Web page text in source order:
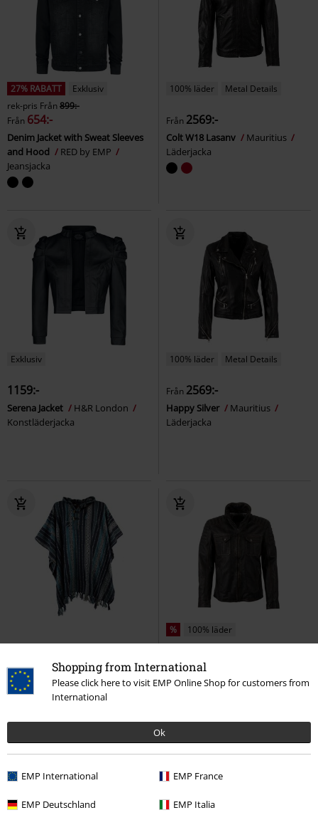
Shopping from International
Please click here to visit EMP Online Shop for customers from
International
Ok
EMP International EMP France
EMP Deutschland EMP Italia
27% RABATT
Exklusiv
rek-pris Från899:-
Från 654:-
Denim Jacket with Sweat Sleeves
and Hood
RED by EMP
Jeansjacka
100% läder Metal Details
Från 2569:-
Colt W18 Lasanv
Mauritius
Läderjacka
Exklusiv
1159:-
Serena Jacket
H&R London
Konstläderjacka
100% läder Metal Details
Från 2569:-
Happy Silver
Mauritius
Läderjacka
Hippie Guru-Shop Cardigan
% 100% läder
2184:-
Randall NSLROV
Mauritius